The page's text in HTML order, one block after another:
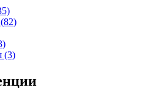
(3)